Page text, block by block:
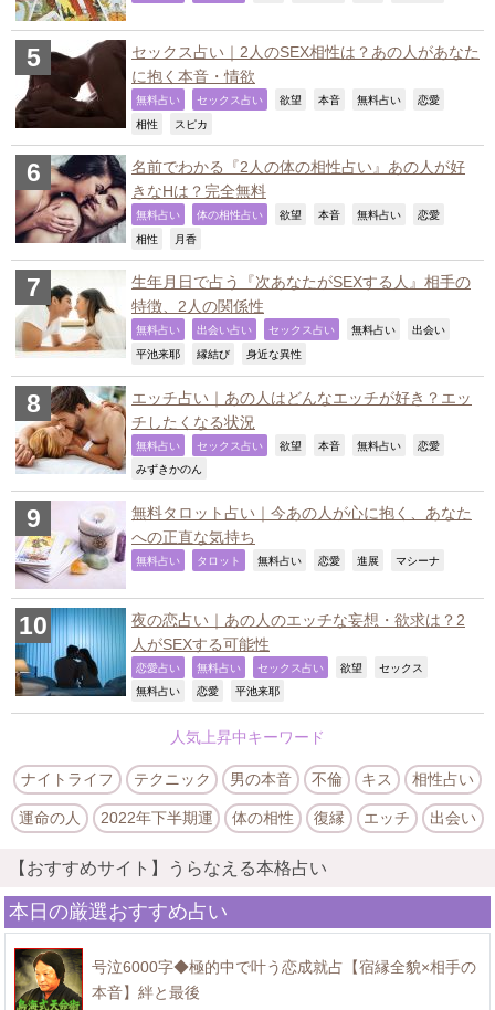
セックス占い｜2人のSEX相性は？あの人があなた
に抱く本音・情欲
無料占い セックス占い 欲望 本音 無料占い 恋愛
相性 スピカ
名前でわかる『2人の体の相性占い』あの人が好
きなHは？完全無料
無料占い 体の相性占い 欲望 本音 無料占い 恋愛
相性 月香
生年月日で占う『次あなたがSEXする人』相手の
特徴、2人の関係性
無料占い 出会い占い セックス占い 無料占い 出会い
平池来耶 縁結び 身近な異性
エッチ占い｜あの人はどんなエッチが好き？エッ
チしたくなる状況
無料占い セックス占い 欲望 本音 無料占い 恋愛
みずきかのん
無料タロット占い｜今あの人が心に抱く、あなた
への正直な気持ち
無料占い タロット 無料占い 恋愛 進展 マシーナ
夜の恋占い｜あの人のエッチな妄想・欲求は？2
人がSEXする可能性
恋愛占い 無料占い セックス占い 欲望 セックス
無料占い 恋愛 平池来耶
人気上昇中キーワード
ナイトライフ テクニック 男の本音 不倫 キス 相性占い
運命の人 2022年下半期運 体の相性 復縁 エッチ 出会い
【おすすめサイト】うらなえる本格占い
本日の厳選おすすめ占い
号泣6000字◆極的中で叶う恋成就占【宿縁全貌×相手の
本音】絆と最後